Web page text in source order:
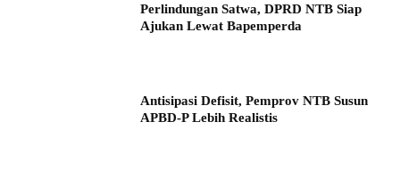
Perlindungan Satwa, DPRD NTB Siap
Ajukan Lewat Bapemperda
Antisipasi Defisit, Pemprov NTB Susun
APBD-P Lebih Realistis